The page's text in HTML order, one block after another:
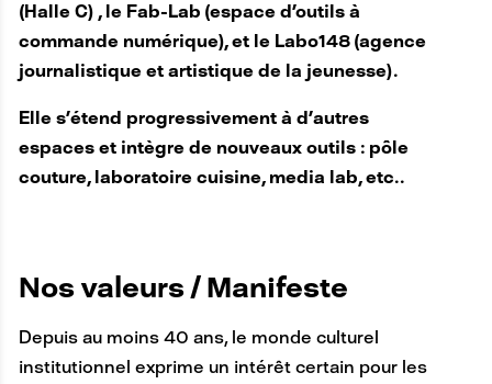
(Halle C) , le Fab-Lab (espace d’outils à
commande numérique), et le Labo148 (agence
journalistique et artistique de la jeunesse).
Elle s’étend progressivement à d’autres
espaces et intègre de nouveaux outils : pôle
couture, laboratoire cuisine, media lab, etc..
Nos valeurs / Manifeste
Depuis au moins 40 ans, le monde culturel
institutionnel exprime un intérêt certain pour les